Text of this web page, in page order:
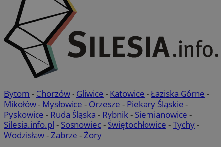
Bytom - Chorzów- Gliwice - Katowice -Łaziska Górne -
Mikołów- Mysłowice - Orzesze - Piekary Śląskie -
Pyskowice - Ruda Śląska - Rybnik- Siemianowice -
Silesia.info.pl - Sosnowiec- Świętochłowice -Tychy-
Wodzisław-Zabrze -Żory